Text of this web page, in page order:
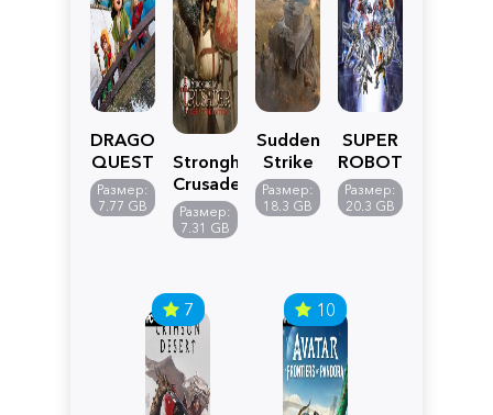
DRAGON
QUEST
VII
Reimagined
Размер:
7.77 GB
Stronghold
Crusader:
Definitive
Edition
Размер:
7.31 GB
Sudden
Strike
5
Размер:
18.3 GB
SUPER
ROBOT
WARS
Y
Размер:
20.3 GB
7 10